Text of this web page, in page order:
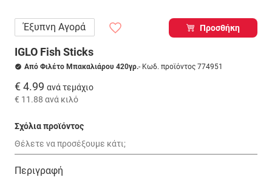
Έξυπνη Αγορά Προσθήκη
IGLO Fish Sticks
Από Φιλέτο Μπακαλιάρου 420γρ.- Κωδ. προϊόντος 774951
€ 4.99 ανά τεμάχιο
€ 11.88 ανά κιλό
Σχόλια προϊόντος
Περιγραφή